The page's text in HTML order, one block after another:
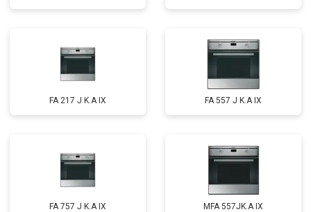
FA 217 J K.A IX FA 557 J K.A IX
FA 757 J K.A IX MFA 557JK.A IX